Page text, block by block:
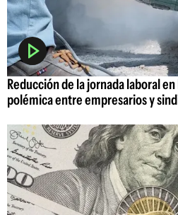
Reducción de la jornada laboral
polémica entre empresarios y